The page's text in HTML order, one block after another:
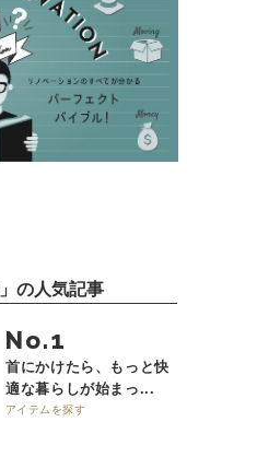
」の人気記事
No.
首にかけたら、もっと快
適な暮らしが始まっ...
アイテムを探す